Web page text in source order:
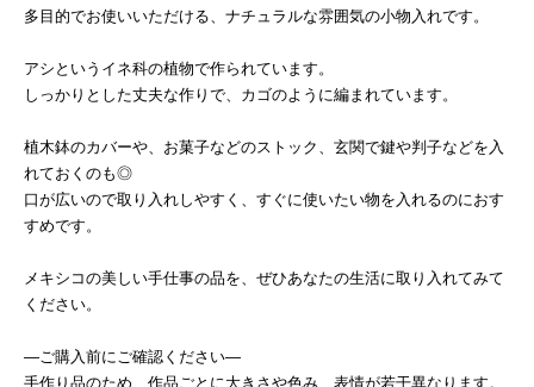
多目的でお使いいただける、ナチュラルな雰囲気の小物入れです。
アシというイネ科の植物で作られています。
しっかりとした丈夫な作りで、カゴのように編まれています。
植木鉢のカバーや、お菓子などのストック、玄関で鍵や判子などを入
れておくのも◎
口が広いので取り入れしやすく、すぐに使いたい物を入れるのにおす
すめです。
メキシコの美しい手仕事の品を、ぜひあなたの生活に取り入れてみて
ください。
―ご購入前にご確認ください―
手作り品のため、作品ごとに大きさや色み、表情が若干異なります。